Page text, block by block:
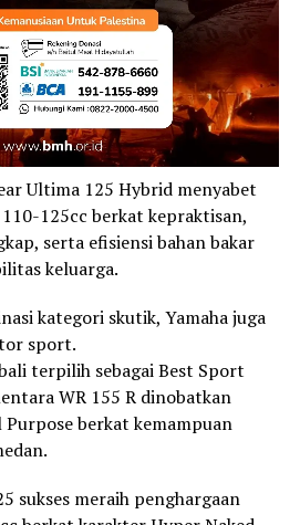
Ultima 125 Hybrid menyabet
125cc berkat kepraktisan,
serta efisiensi bahan bakar
keluarga.
kategori skutik, Yamaha juga
sport.
terpilih sebagai Best Sport
WR 155 R dinobatkan
Purpose berkat kemampuan
sukses meraih penghargaan